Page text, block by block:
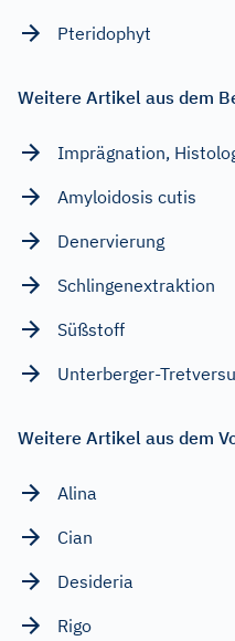
Pteridophyt
Weitere Artikel aus dem
Imprägnation,
Amyloidosis cutis
Denervierung
Schlingenextraktion
Süßstoff
Unterberger-
Weitere Artikel aus dem
Alina
Cian
Desideria
Rigo